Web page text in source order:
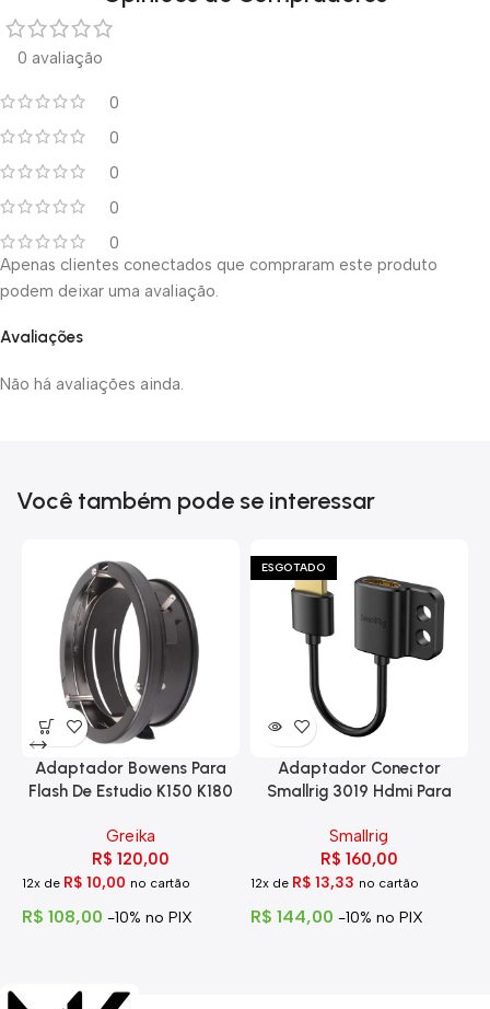
0 avaliação
0
0
0
0
0
Avaliações
Não há avaliações ainda.
Apenas clientes conectados que compraram este produto
podem deixar uma avaliação.
Você também pode se interessar
Adaptador Bowens Para
Flash De Estudio K150 K180
Greika
R$ 120,00
12x de R$ 10,00 no cartão
R$ 108,00 -10% no PIX
ESGOTADO
Adaptador Conector
Smallrig 3019 Hdmi Para
Smallrig
R$ 160,00
12x de R$13,33 no cartão
R$ 144,00 -10% no PIX